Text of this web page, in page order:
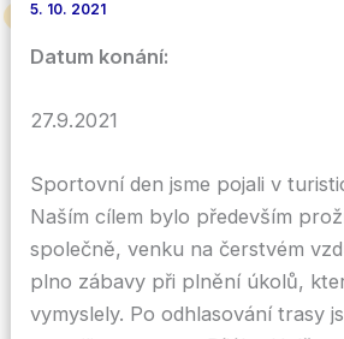
5. 10. 2021
Datum konání:
27.9.2021
Sportovní den jsme pojali v
Naším cílem bylo především
společně, venku na čerstvém
plno zábavy při plnění úkolů,
vymyslely. Po odhlasování trasy